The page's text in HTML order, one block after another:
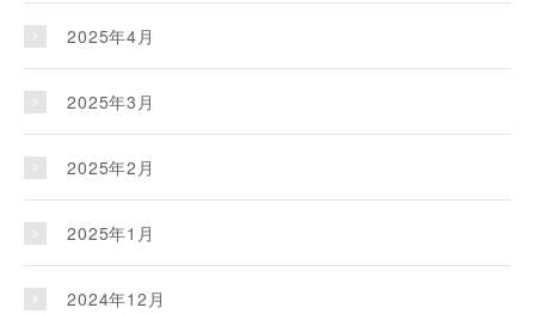
2025年4月
2025年3月
2025年2月
2025年1月
2024年12月